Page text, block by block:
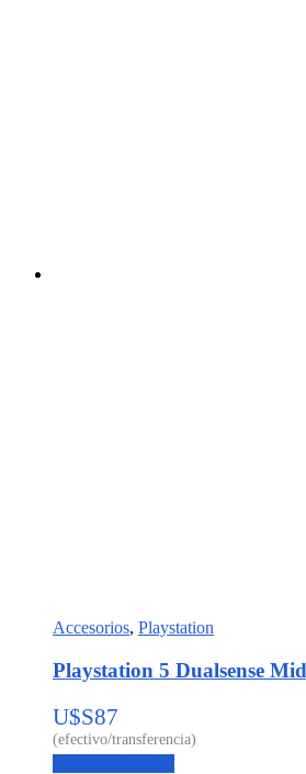
Accesorios, Playstation
Playstation 5 Dualsense
U$S87